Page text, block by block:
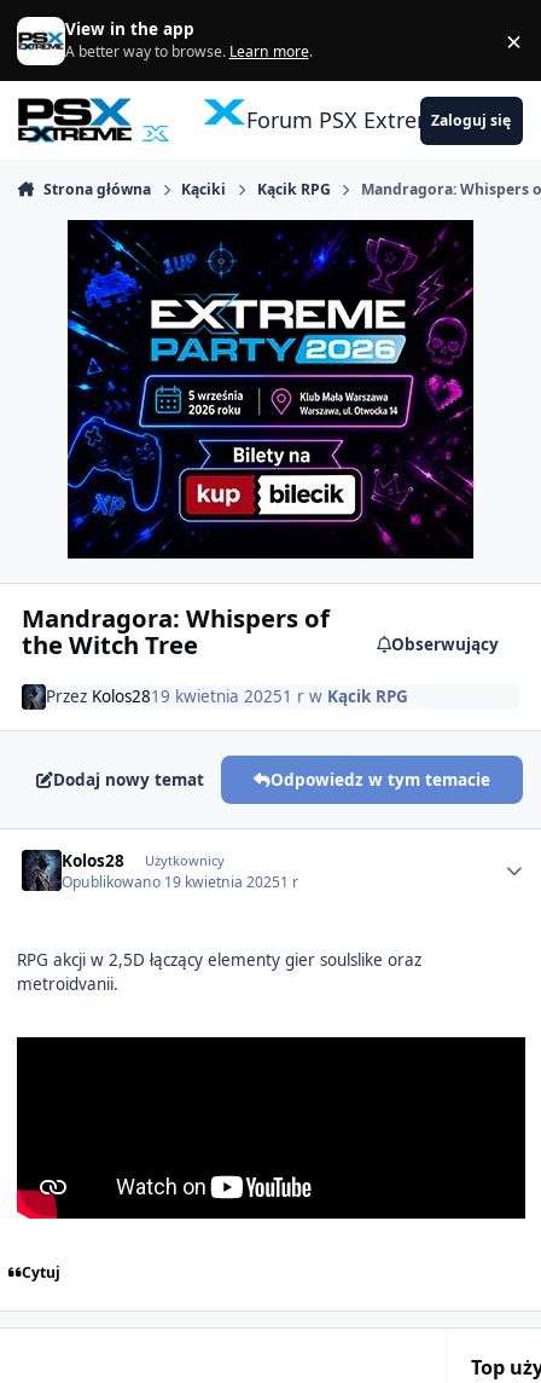
Skocz do zawartości
View in the app
A better way to browse. Learn more. ×
Forum PSX ExtremeZaloguj się
Strona główna Kąciki Kącik RPG Mandragora: Whispers
Mandragora: Whispers of
the Witch Tree Obserwujący
Przez Kolos2819 kwietnia 20251 r w Kącik RPG
Dodaj nowy temat Odpowiedz w tym temacie
Kolos28 Użytkownicy
Opublikowano 19 kwietnia 20251 r
RPG akcji w 2,5D łączący elementy gier soulslike oraz
metroidvanii.
Cytuj
Top